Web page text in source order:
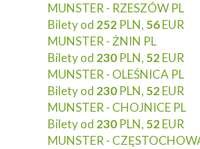
MUNSTER - RZESZÓW PL
Bilety od 252 PLN, 56EUR
MUNSTER - ŻNIN PL
Bilety od 230 PLN, 52EUR
MUNSTER - OLEŚNICA PL
Bilety od 230 PLN, 52EUR
MUNSTER - CHOJNICE PL
Bilety od 230 PLN, 52EUR
MUNSTER -